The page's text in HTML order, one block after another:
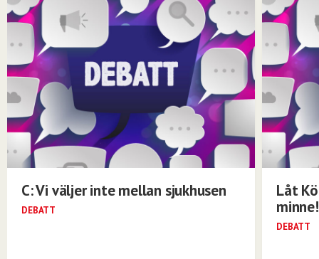
C: Vi väljer inte mellan sjukhusen
DEBATT
Låt
minne!
DEBATT